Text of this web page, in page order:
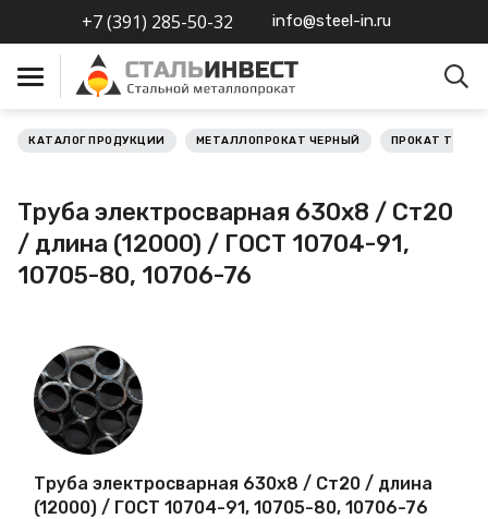
+7 (391) 285-50-32 info@steel-in.ru
Металлопрокат
нержавеющий
Металлопрокат
калиброванный
Профлист
Проволока
КАТАЛОГ ПРОДУКЦИИ МЕТАЛЛОПРОКАТ ЧЕРНЫЙ ПРОКАТ
Труба электросварная 630х8 / Ст20
/ длина (12000) / ГОСТ 10704-91,
10705-80, 10706-76
Труба электросварная 630х8 / Ст20 / длина
(12000) / ГОСТ 10704-91, 10705-80, 10706-76